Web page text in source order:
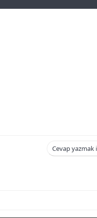
Cevap yazmak